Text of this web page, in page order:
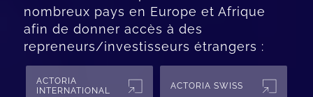
nombreux pays en Europe et Afrique
afin de donner accès à des
repreneurs/investisseurs étrangers :
ACTORIA
INTERNATIONAL
ACTORIA SWISS